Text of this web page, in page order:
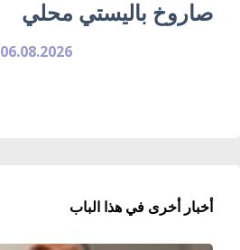
صاروخ باليستي محلي
06.08.2026
أخبار أخرى في هذا الباب